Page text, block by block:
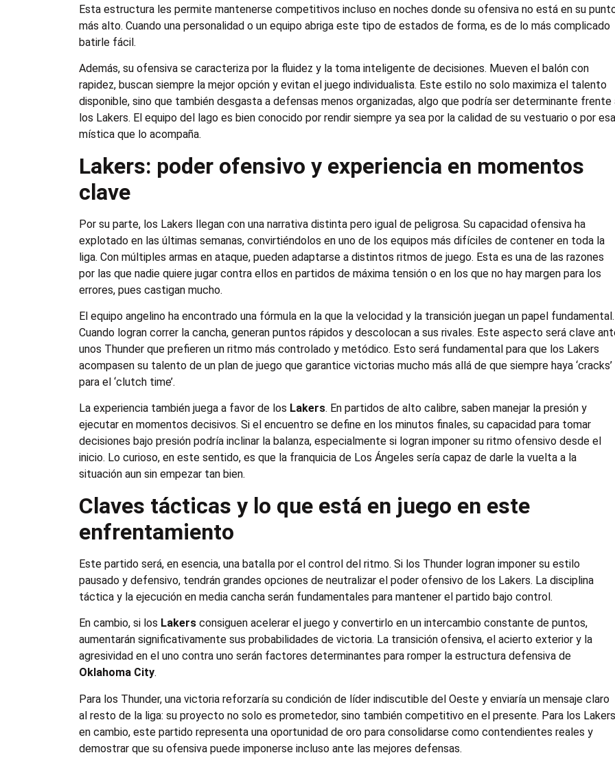
Esta estructura les permite mantenerse competitivos incluso en noches donde su ofensiva no está en su
más alto. Cuando una personalidad o un equipo abriga este tipo de estados de forma, es de lo más complicado
batirle fácil.
Además, su ofensiva se caracteriza por la fluidez y la toma inteligente de decisiones. Mueven el balón con
rapidez, buscan siempre la mejor opción y evitan el juego individualista. Este estilo no solo maximiza el talento
disponible, sino que también desgasta a defensas menos organizadas, algo que podría ser determinante frente
los Lakers. El equipo del lago es bien conocido por rendir siempre ya sea por la calidad de su vestuario o por
mística que lo acompaña.
Lakers: poder ofensivo y experiencia en momentos
clave
Por su parte, los Lakers llegan con una narrativa distinta pero igual de peligrosa. Su capacidad ofensiva ha
explotado en las últimas semanas, convirtiéndolos en uno de los equipos más difíciles de contener en toda la
liga. Con múltiples armas en ataque, pueden adaptarse a distintos ritmos de juego. Esta es una de las razones
por las que nadie quiere jugar contra ellos en partidos de máxima tensión o en los que no hay margen para los
errores, pues castigan mucho.
El equipo angelino ha encontrado una fórmula en la que la velocidad y la transición juegan un papel fundamental.
Cuando logran correr la cancha, generan puntos rápidos y descolocan a sus rivales. Este aspecto será clave
unos Thunder que prefieren un ritmo más controlado y metódico. Esto será fundamental para que los Lakers
acompasen su talento de un plan de juego que garantice victorias mucho más allá de que siempre haya ‘cracks’
para el ‘clutch time’.
La experiencia también juega a favor de los Lakers. En partidos de alto calibre, saben manejar la presión y
ejecutar en momentos decisivos. Si el encuentro se define en los minutos finales, su capacidad para tomar
decisiones bajo presión podría inclinar la balanza, especialmente si logran imponer su ritmo ofensivo desde el
inicio. Lo curioso, en este sentido, es que la franquicia de Los Ángeles sería capaz de darle la vuelta a la
situación aun sin empezar tan bien.
Claves tácticas y lo que está en juego en este
enfrentamiento
Este partido será, en esencia, una batalla por el control del ritmo. Si los Thunder logran imponer su estilo
pausado y defensivo, tendrán grandes opciones de neutralizar el poder ofensivo de los Lakers. La disciplina
táctica y la ejecución en media cancha serán fundamentales para mantener el partido bajo control.
En cambio, si los Lakersconsiguen acelerar el juego y convertirlo en un intercambio constante de puntos,
aumentarán significativamente sus probabilidades de victoria. La transición ofensiva, el acierto exterior y la
agresividad en el uno contra uno serán factores determinantes para romper la estructura defensiva de
Oklahoma City.
Para los Thunder, una victoria reforzaría su condición de líder indiscutible del Oeste y enviaría un mensaje claro
al resto de la liga: su proyecto no solo es prometedor, sino también competitivo en el presente. Para los
en cambio, este partido representa una oportunidad de oro para consolidarse como contendientes reales y
demostrar que su ofensiva puede imponerse incluso ante las mejores defensas.